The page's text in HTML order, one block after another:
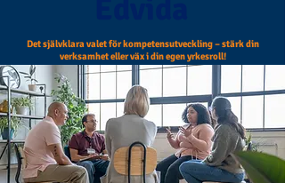
Det självklara valet för kompetensutveckling – stärk din
verksamhet eller väx i din egen yrkesroll!